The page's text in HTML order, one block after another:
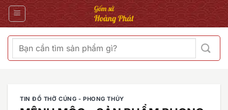
Bỏ
qua
Tìm
kiếm:
TIN ĐỒ THỜ CÚNG - PHONG THỦY